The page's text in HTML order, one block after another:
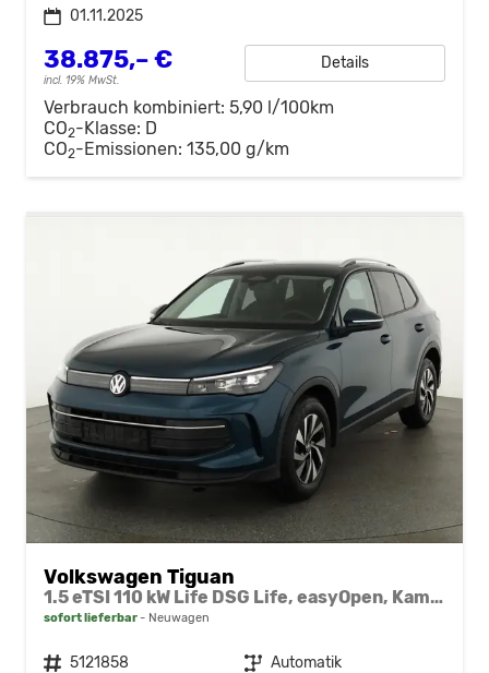
01.11.2025
38.875,– €
incl. 19% MwSt.
Details
Verbrauch kombiniert: 5,90 l/100km
CO2-Klasse: D
CO2-Emissionen: 135,00 g/km
Volkswagen Tiguan
1.5 eTSI 110 kW Life DSG Life, easyOpen, Kamera, LED-Plus, Winterpaket
sofort lieferbar Neuwagen
Fahrzeugnr. 5121858 Getriebe Automatik